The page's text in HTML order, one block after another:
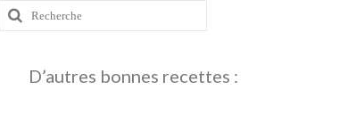
D’autres bonnes recettes :